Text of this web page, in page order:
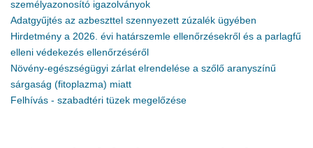
személyazonosító igazolványok
Adatgyűjtés az azbeszttel szennyezett zúzalék ügyében
Hirdetmény a 2026. évi határszemle ellenőrzésekről és a parlagfű
elleni védekezés ellenőrzéséről
Növény-egészségügyi zárlat elrendelése a szőlő aranyszínű
sárgaság (fitoplazma) miatt
Felhívás - szabadtéri tüzek megelőzése